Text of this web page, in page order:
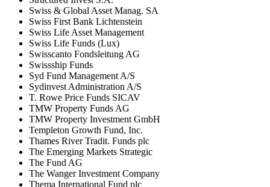
Swiss & Global Asset Manag. SA
Swiss First Bank Lichtenstein
Swiss Life Asset Management
Swiss Life Funds (Lux)
Swisscanto Fondsleitung AG
Swissship Funds
Syd Fund Management A/S
Sydinvest Administration A/S
T. Rowe Price Funds SICAV
TMW Property Funds AG
TMW Property Investment GmbH
Templeton Growth Fund, Inc.
Thames River Tradit. Funds plc
The Emerging Markets Strategic
The Fund AG
The Wanger Investment Company
Thema International Fund plc